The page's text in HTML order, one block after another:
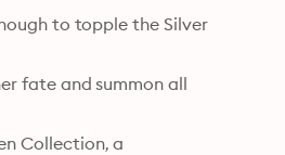
to topple the Silver
fate and summon all
Collection, a